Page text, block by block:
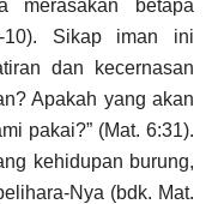
merasakan betapa
10). Sikap iman ini
dan kecernasan
Apakah yang akan
pakai?” (Mat. 6:31).
kehidupan burung,
Nya (bdk. Mat.